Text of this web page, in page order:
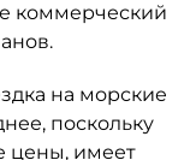
коммерческий
на морские
поскольку
цены, имеет